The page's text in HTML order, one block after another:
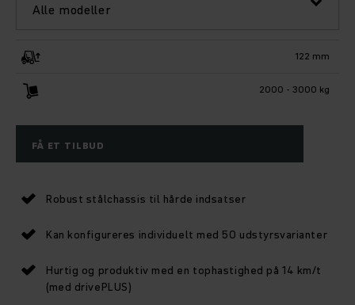
Alle modeller
122 mm
2000 - 3000 kg
FÅ ET TILBUD
Robust stålchassis til hårde indsatser
Kan konfigureres individuelt med 50 udstyrsvarianter
Hurtig og produktiv med en tophastighed på 14 km/t
(med drivePLUS)